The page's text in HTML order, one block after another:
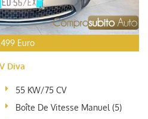
Euro
Diva
55 KW/75 CV
Boîte De Vitesse Manuel (5)